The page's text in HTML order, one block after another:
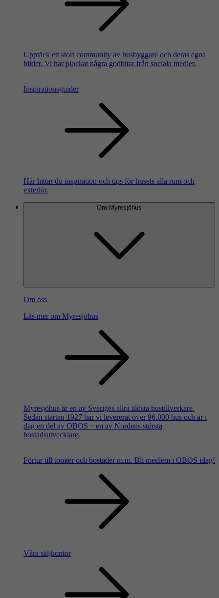
Upptäck ett stort community av husbyggare och deras egna
bilder. Vi har plockat några godbitar från sociala medier.
Inspirationsguider
Här hittar du inspiration och tips för husets alla rum och
exteriör.
Om Myresjöhus
Om oss
Läs mer om Myresjöhus
Myresjöhus är en av Sveriges allra äldsta hustillverkare.
Sedan starten 1927 har vi levererat över 96.000 hus och är i
dag en del av OBOS – en av Nordens största
bostadsutvecklare.
Förtur till tomter och bostäder m.m. Bli medlem i OBOS idag!
Våra säljkontor